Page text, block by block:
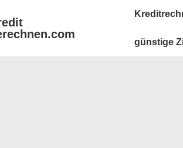
Main
günstige